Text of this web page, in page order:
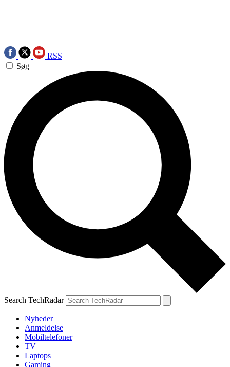
RSS
Søg
Search TechRadar
Nyheder
Anmeldelse
Mobiltelefoner
TV
Laptops
Gaming